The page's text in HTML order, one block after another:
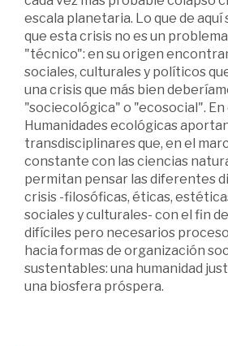
escala planetaria. Lo que de aquí
que esta crisis no es un
"técnico": en su origen
sociales, culturales y políticos
una crisis que más bien
"sociecológica" o "ecosocial".
Humanidades ecológicas
transdisciplinares que, en el
constante con las ciencias
permitan pensar las diferentes
crisis -filosóficas, éticas,
sociales y culturales- con el fin
difíciles pero necesarios
hacia formas de organización
sustentables: una humanidad
una biosfera próspera.